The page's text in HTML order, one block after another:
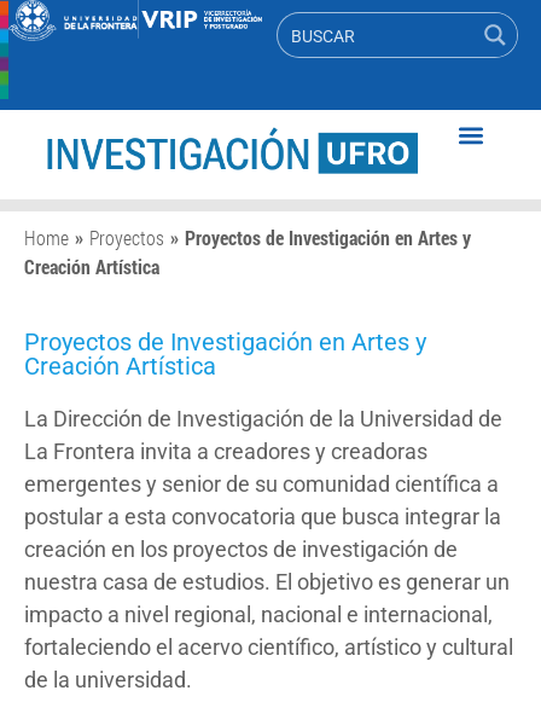
Home » Proyectos » Proyectos de Investigación en Artes y
Creación Artística
Proyectos de Investigación en Artes y
Creación Artística
La Dirección de Investigación de la Universidad de
La Frontera invita a creadores y creadoras
emergentes y senior de su comunidad científica a
postular a esta convocatoria que busca integrar la
creación en los proyectos de investigación de
nuestra casa de estudios. El objetivo es generar un
impacto a nivel regional, nacional e internacional,
fortaleciendo el acervo científico, artístico y cultural
de la universidad.